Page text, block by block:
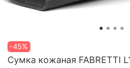
-45%
Сумка кожаная FABRETTI